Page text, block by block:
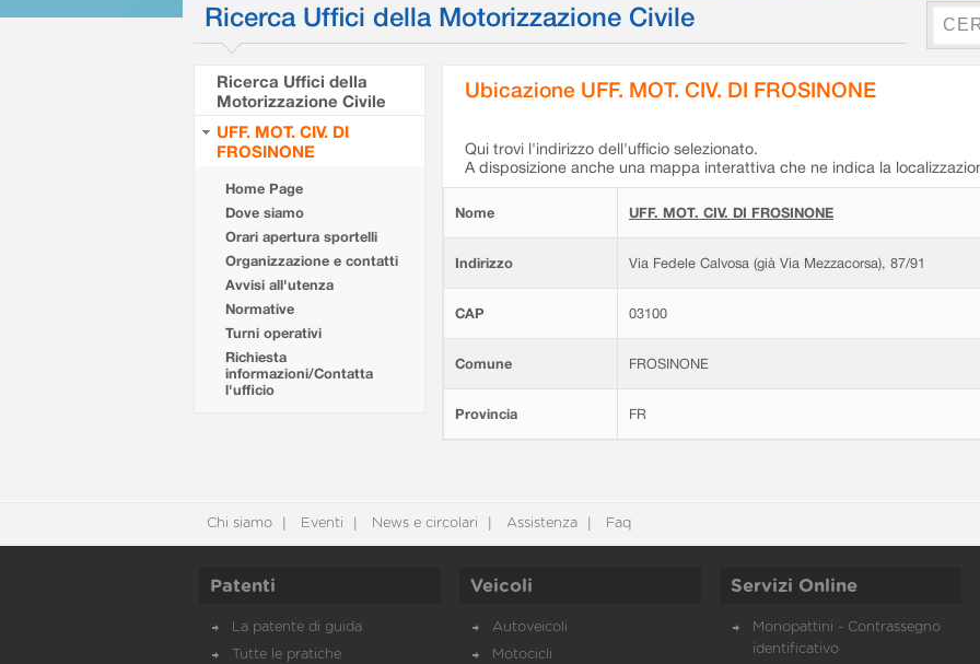
Ricerca Uffici della Motorizzazione Civile
Ricerca Uffici della
Motorizzazione Civile
UFF. MOT. CIV. DI
FROSINONE
Home Page
Dove siamo
Orari apertura sportelli
Organizzazione e contatti
Avvisi all'utenza
Normative
Turni operativi
Richiesta
informazioni/Contatta
l'ufficio
Ubicazione UFF. MOT. CIV. DI FROSINONE
Qui trovi l'indirizzo dell'ufficio selezionato.
A disposizione anche una mappa interattiva che ne indica la
Nome UFF. MOT. CIV. DI FROSINONE
Indirizzo Via Fedele Calvosa (già Via Mezzacorsa), 87/91
CAP 03100
Comune FROSINONE
Provincia FR
Chi siamo Eventi News e circolari Assistenza Faq
Patenti
La patente di guida
Tutte le pratiche
Veicoli
Autoveicoli
Motocicli
Servizi Online
Monopattini - Contrassegno
identificativo